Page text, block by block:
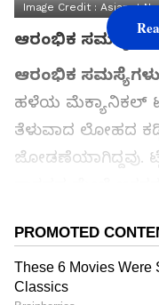
Image Credit : Asianet
ಆರಂಭಿಕ ಸಮಸ್ಯೆಗಳು
ಆರಂಭಿಕ ಸಮಸ್ಯೆಗಳು
ಹಳೆಯ ಮೆಕ್ಯಾನಿಕಲ್
ತೆಳುವಾದ ಲೋಹದ
ಜೋಡಣೆಯಾಗಿದ್ದವು.
'ER' ನಂತಹ ಪದೇ
ಅಕ್ಕಪಕ್ಕದ ಲೋಹದ